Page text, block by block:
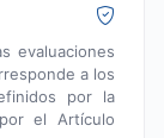
evaluaciones
a los
por la
el Artículo